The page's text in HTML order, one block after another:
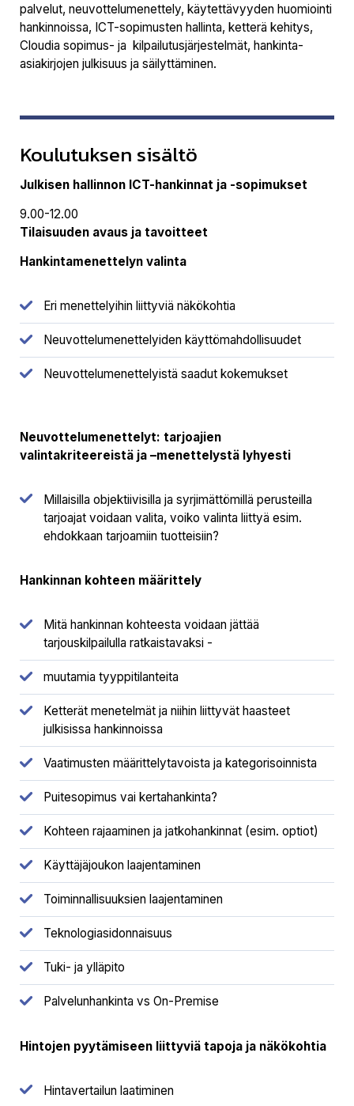
palvelut, neuvottelumenettely, käytettävyyden huomiointi
hankinnoissa, ICT-sopimusten hallinta, ketterä kehitys,
Cloudia sopimus- ja kilpailutusjärjestelmät, hankinta-
asiakirjojen julkisuus ja säilyttäminen.
Koulutuksen sisältö
Julkisen hallinnon ICT-hankinnat ja -sopimukset
9.00-12.00
Tilaisuuden avaus ja tavoitteet
Hankintamenettelyn valinta
Eri menettelyihin liittyviä näkökohtia
Neuvottelumenettelyiden käyttömahdollisuudet
Neuvottelumenettelyistä saadut kokemukset
Neuvottelumenettelyt: tarjoajien
valintakriteereistä ja –menettelystä lyhyesti
Millaisilla objektiivisilla ja syrjimättömillä perusteilla
tarjoajat voidaan valita, voiko valinta liittyä esim.
ehdokkaan tarjoamiin tuotteisiin?
Hankinnan kohteen määrittely
Mitä hankinnan kohteesta voidaan jättää
tarjouskilpailulla ratkaistavaksi -
muutamia tyyppitilanteita
Ketterät menetelmät ja niihin liittyvät haasteet
julkisissa hankinnoissa
Vaatimusten määrittelytavoista ja kategorisoinnista
Puitesopimus vai kertahankinta?
Kohteen rajaaminen ja jatkohankinnat (esim. optiot)
Käyttäjäjoukon laajentaminen
Toiminnallisuuksien laajentaminen
Teknologiasidonnaisuus
Tuki- ja ylläpito
Palvelunhankinta vs On-Premise
Hintojen pyytämiseen liittyviä tapoja ja näkökohtia
Hintavertailun laatiminen